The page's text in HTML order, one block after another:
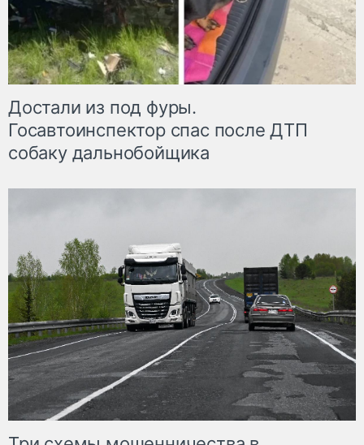
Достали из под фуры.
Госавтоинспектор спас после ДТП
собаку дальнобойщика